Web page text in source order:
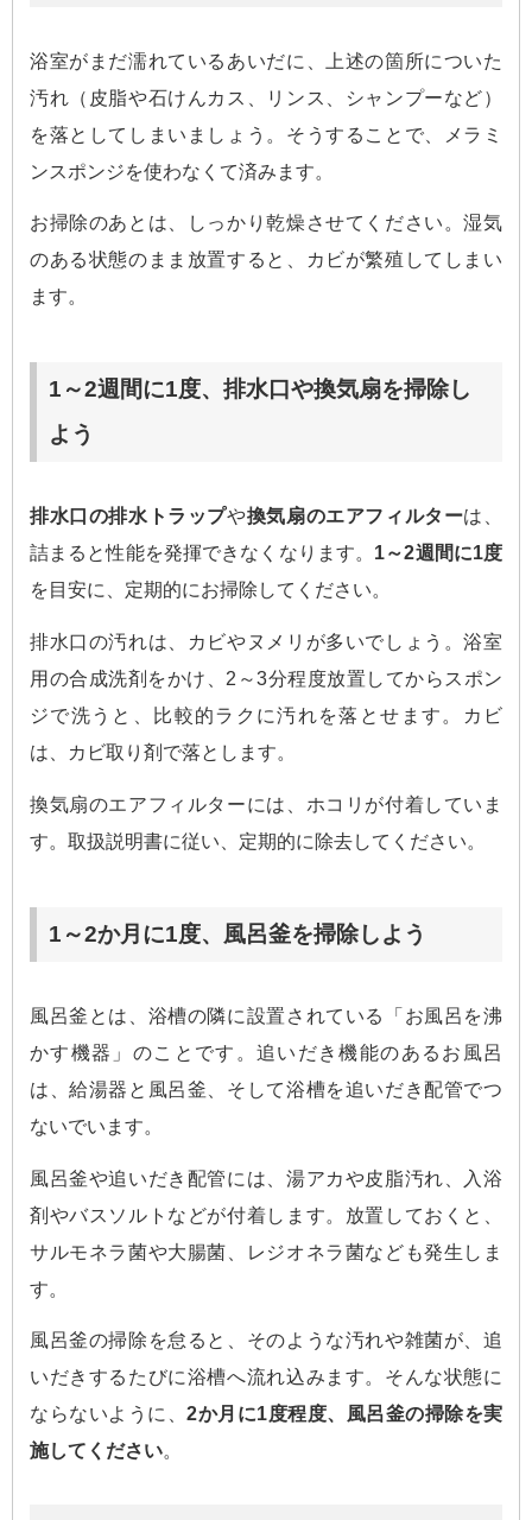
浴室がまだ濡れているあいだに、上述の箇所についた
汚れ（皮脂や石けんカス、リンス、シャンプーなど）
を落としてしまいましょう。そうすることで、メラミ
ンスポンジを使わなくて済みます。
お掃除のあとは、しっかり乾燥させてください。湿気
のある状態のまま放置すると、カビが繁殖してしまい
ます。
1～2週間に1度、排水口や換気扇を掃除し
よう
排水口の排水トラップや換気扇のエアフィルターは、
詰まると性能を発揮できなくなります。 1～2週間に1度
を目安に、定期的にお掃除してください。
排水口の汚れは、カビやヌメリが多いでしょう。浴室
用の合成洗剤をかけ、2～3分程度放置してからスポン
ジで洗うと、比較的ラクに汚れを落とせます。カビ
は、カビ取り剤で落とします。
換気扇のエアフィルターには、ホコリが付着していま
す。取扱説明書に従い、定期的に除去してください。
1～2か月に1度、風呂釜を掃除しよう
風呂釜とは、浴槽の隣に設置されている「お風呂を沸
かす機器」のことです。追いだき機能のあるお風呂
は、給湯器と風呂釜、そして浴槽を追いだき配管でつ
ないでいます。
風呂釜や追いだき配管には、湯アカや皮脂汚れ、入浴
剤やバスソルトなどが付着します。放置しておくと、
サルモネラ菌や大腸菌、レジオネラ菌なども発生しま
す。
風呂釜の掃除を怠ると、そのような汚れや雑菌が、追
いだきするたびに浴槽へ流れ込みます。そんな状態に
ならないように、 2か月に1度程度、風呂釜の掃除を実
施してください。